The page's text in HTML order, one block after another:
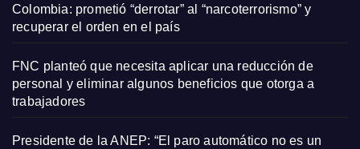
Colombia: prometió “derrotar” al “narcoterrorismo” y
recuperar el orden en el país
FNC planteó que necesita aplicar una reducción de
personal y eliminar algunos beneficios que otorga a
trabajadores
Presidente de la ANEP: “El paro automático no es un